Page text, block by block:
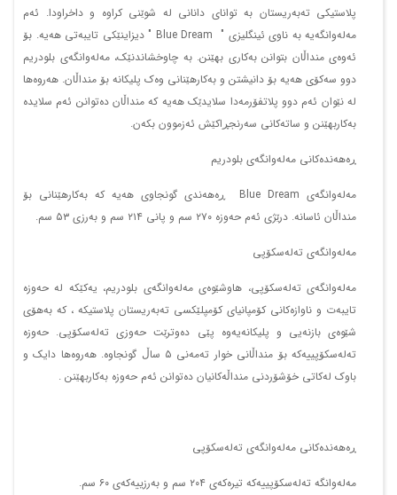
پلاستیکی تەبەریستان بە توانای دانانی لە شوێنی کراوە و داخراودا. ئەم
مەلەوانگەیە بە ناوی ئینگلیزی " Blue Dream " دیزاینێکی تایبەتی هەیە. بۆ
ئەوەی منداڵان بتوانن بەکاری بهێنن. بە چاوخشاندنێک، مەلەوانگەی بلودریم
دوو سەکۆی هەیە بۆ دانیشتن و بەکارهێنانی وەک پلیکانە بۆ منداڵان. هەروەها
لە نێوان ئەم دوو پلاتفۆرمەدا سلایدێک هەیە کە منداڵان دەتوانن ئەم سلایدە
بەکاربهێنن و ساتەکانی سەرنجڕاکێش ئەزموون بکەن.
ڕەهەندەکانی مەلەوانگەی بلودریم
مەلەوانگەی Blue Dream ڕەهەندی گونجاوی هەیە کە بەکارهێنانی بۆ
منداڵان ئاسانە. درێژی ئەم حەوزە ٢٧٠ سم و پانی ٢١٤ سم و بەرزی ٥٣ سم.
مەلەوانگەی تەلەسکۆپی
مەلەوانگەی تەلەسکۆپی، هاوشێوەی مەلەوانگەی بلودریم، یەکێکە لە حەوزە
تایبەت و ناوازەکانی کۆمپانیای کۆمپلێکسی تەبەریستان پلاستیکە ، کە بەهۆی
شێوەی بازنەیی و پلیکانەیەوە پێی دەوترێت حەوزی تەلەسکۆپی. حەوزە
تەلەسکۆپییەکە بۆ منداڵانی خوار تەمەنی ٥ ساڵ گونجاوە. هەروەها دایک و
باوک لەکاتی خۆشۆردنی منداڵەکانیان‌ دەتوانن ئەم حەوزە بەکاربهێنن .
ڕەهەندەکانی مەلەوانگەی تەلەسکۆپی
مەلەوانگە تەلەسکۆپییەکە تیرەکەی ٢٠٤ سم و بەرزییەکەی ٦٠ سم.